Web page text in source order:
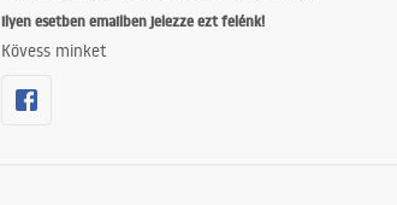
ilyen esetben emailben jelezze ezt felénk!
Kövess minket